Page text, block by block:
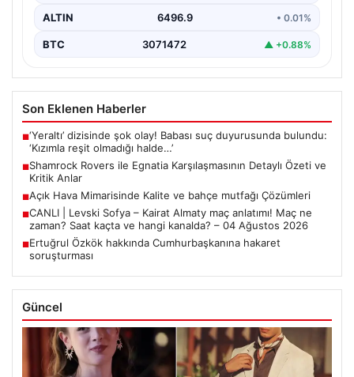
ALTIN 6496.9 • 0.01%
BTC 3071472 ▲ +0.88%
Son Eklenen Haberler
■‘Yeraltı’ dizisinde şok olay! Babası suç duyurusunda bulundu:
‘Kızımla reşit olmadığı halde…’
■Shamrock Rovers ile Egnatia Karşılaşmasının Detaylı Özeti ve
Kritik Anlar
■Açık Hava Mimarisinde Kalite ve bahçe mutfağı Çözümleri
■CANLI | Levski Sofya – Kairat Almaty maç anlatımı! Maç ne
zaman? Saat kaçta ve hangi kanalda? – 04 Ağustos 2026
■Ertuğrul Özkök hakkında Cumhurbaşkanına hakaret
soruşturması
Güncel